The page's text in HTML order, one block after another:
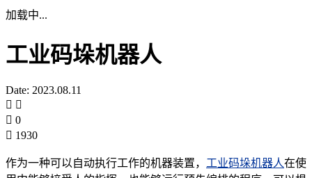
加载中...
工业码垛机器人
Date: 2023.08.11
0
1930
作为一种可以自动执行工作的机器装置， 工业码垛机器人在使